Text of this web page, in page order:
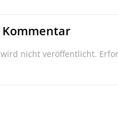
nicht veröffentlicht.